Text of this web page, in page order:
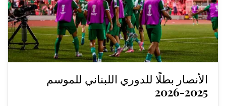
الأنصار بطلًا للدوري اللبناني للموسم
2025-2026